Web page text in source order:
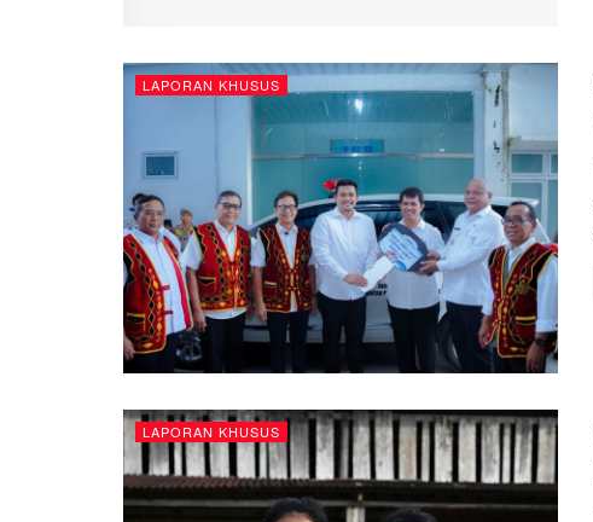
LAPORAN KHUSUS
LAPORAN KHUSUS